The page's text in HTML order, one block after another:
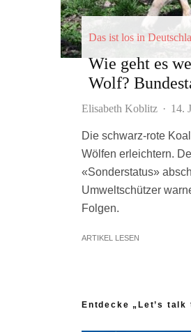
Das ist los in
Wie geht es
Wolf?
Elisabeth Koblitz · 14.
Die schwarz-rote
Wölfen erleichtern.
«Sonderstatus»
Umweltschützer
Folgen.
ARTIKEL LESEN
Entdecke „Let’s talk